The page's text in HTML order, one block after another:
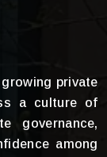
private
a culture of
governance,
among